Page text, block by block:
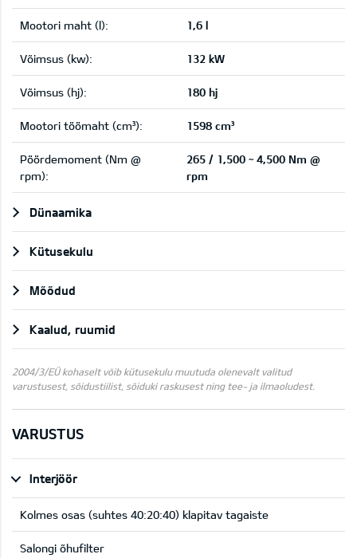
Mootori maht (l): 1,6 l
Võimsus (kw): 132 kW
Võimsus (hj): 180 hj
Mootori töömaht (cm³): 1598 cm³
Pöördemoment (Nm @
rpm):
265 / 1,500 ~ 4,500 Nm @
rpm
Dünaamika
Kütusekulu
Mõõdud
Kaalud, ruumid
2004/3/EÜ kohaselt võib kütusekulu muutuda olenevalt valitud
varustusest, sõidustiilist, sõiduki raskusest ning tee- ja ilmaoludest.
VARUSTUS
Interjöör
Kolmes osas (suhtes 40:20:40) klapitav tagaiste
Salongi õhufilter